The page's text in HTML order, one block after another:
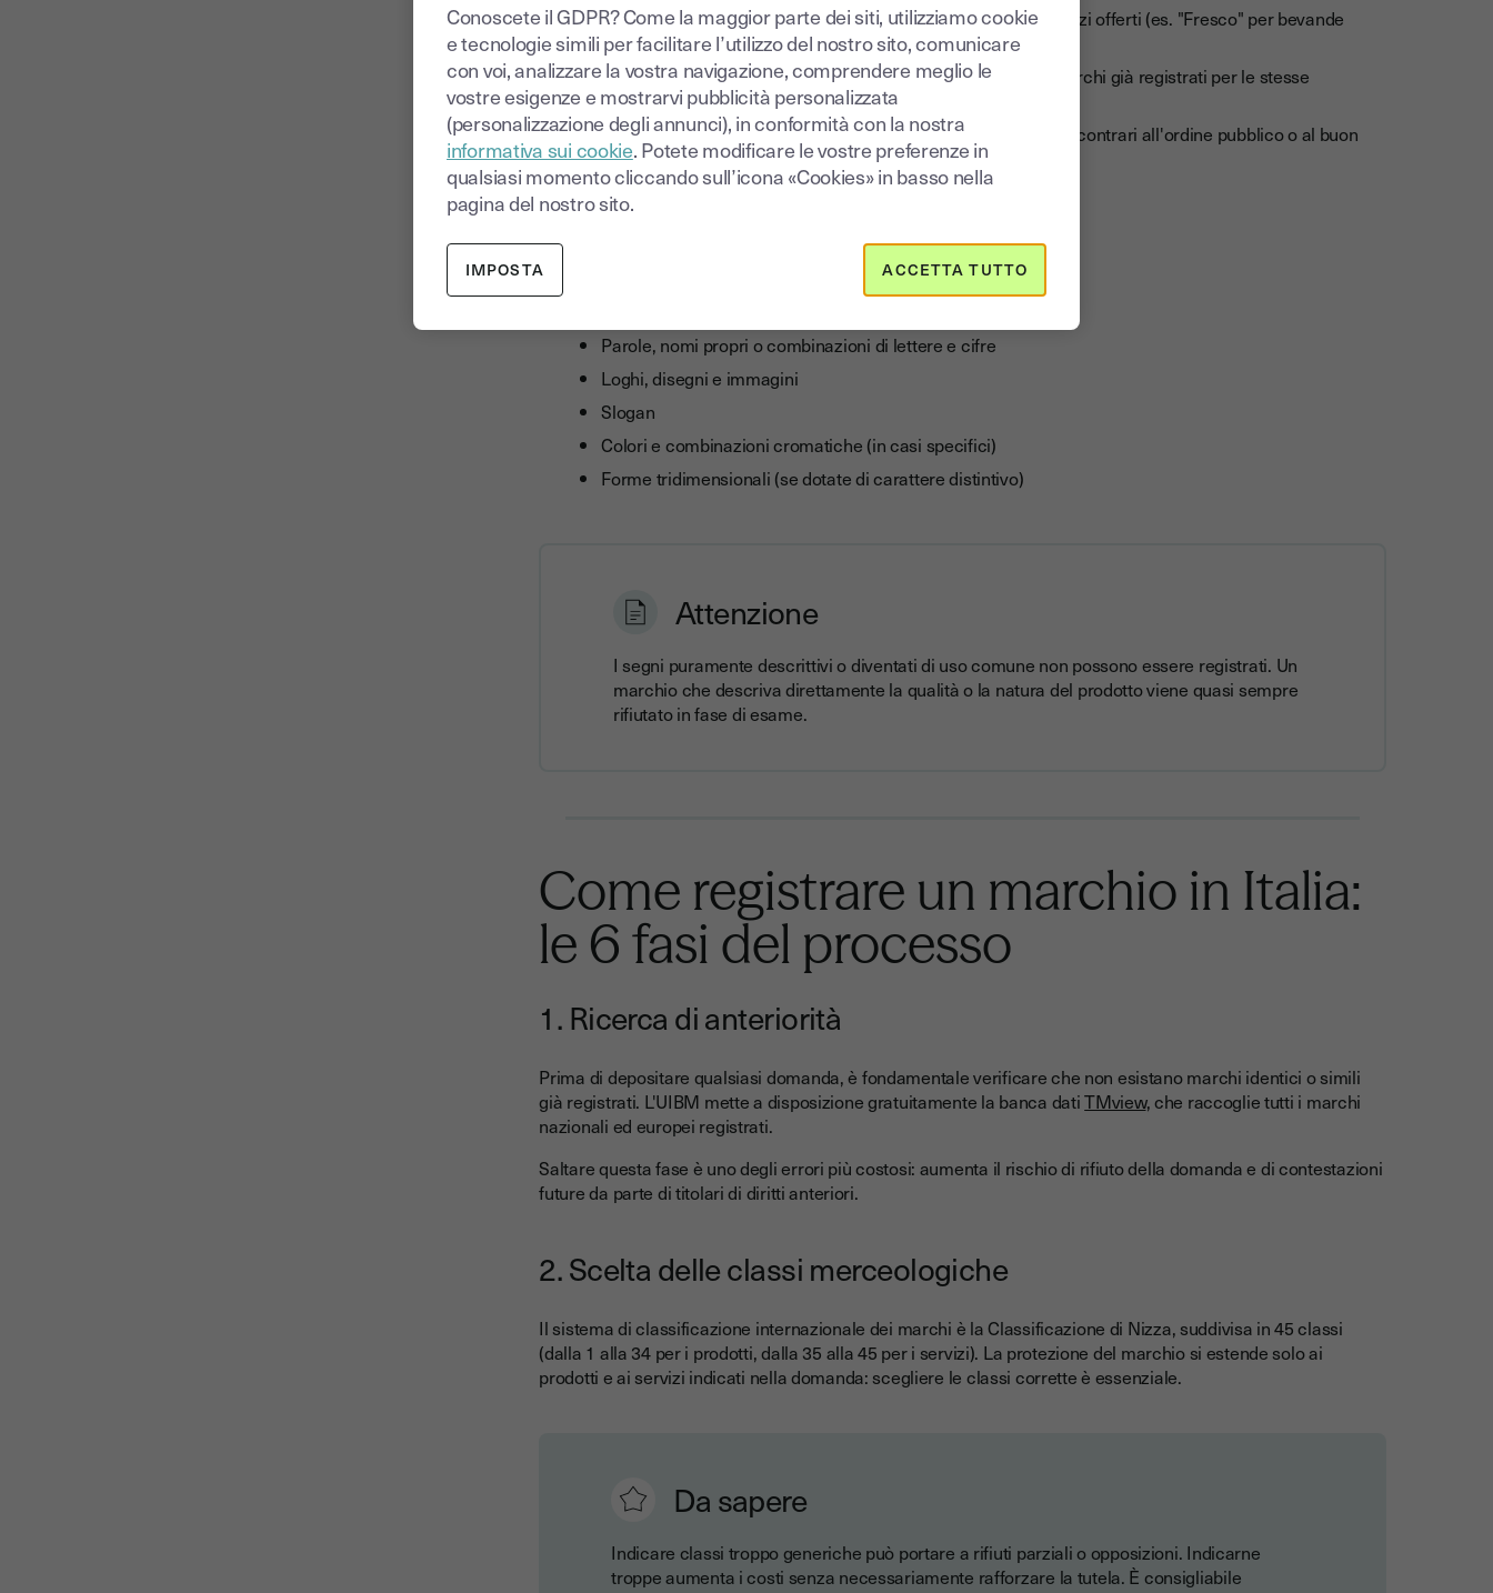
Distintivo: non deve descrivere direttamente i prodotti o i servizi offerti (es. "Fresco" per bevande
fredde)
Nuovo:non deve essere identico o confusamente simile a marchi già registrati per le stesse
categorie
Lecito:non deve ingannare il pubblico né contenere elementi contrari all'ordine pubblico o al buon
costume
Cosa può essere registrato
Possono essere registrati come marchi:
Parole, nomi propri o combinazioni di lettere e cifre
Loghi, disegni e immagini
Slogan
Colori e combinazioni cromatiche (in casi specifici)
Forme tridimensionali (se dotate di carattere distintivo)
Attenzione
I segni puramente descrittivi o diventati di uso comune non possono essere registrati. Un
marchio che descriva direttamente la qualità o la natura del prodotto viene quasi sempre
rifiutato in fase di esame.
Come registrare un marchio in Italia:
le 6 fasi del processo
1. Ricerca di anteriorità
Prima di depositare qualsiasi domanda, è fondamentale verificare che non esistano marchi identici o simili
già registrati. L'UIBM mette a disposizione gratuitamente la banca datiTMview, che raccoglie tutti i marchi
nazionali ed europei registrati.
Saltare questa fase è uno degli errori più costosi: aumenta il rischio di rifiuto della domanda e di contestazioni
future da parte di titolari di diritti anteriori.
2. Scelta delle classi merceologiche
Il sistema di classificazione internazionale dei marchi è la Classificazione di Nizza, suddivisa in 45 classi
(dalla 1 alla 34 per i prodotti, dalla 35 alla 45 per i servizi). La protezione del marchio si estende solo ai
prodotti e ai servizi indicati nella domanda: scegliere le classi corrette è essenziale.
Da sapere
Indicare classi troppo generiche può portare a rifiuti parziali o opposizioni. Indicarne
troppe aumenta i costi senza necessariamente rafforzare la tutela. È consigliabile
Conoscete il GDPR? Come la maggior parte dei siti, utilizziamo cookie
e tecnologie simili per facilitare l’utilizzo del nostro sito, comunicare
con voi, analizzare la vostra navigazione, comprendere meglio le
vostre esigenze e mostrarvi pubblicità personalizzata
(personalizzazione degli annunci), in conformità con la nostra
informativa sui cookie. Potete modificare le vostre preferenze in
qualsiasi momento cliccando sull’icona «Cookies» in basso nella
pagina del nostro sito.
IMPOSTA ACCETTA TUTTO